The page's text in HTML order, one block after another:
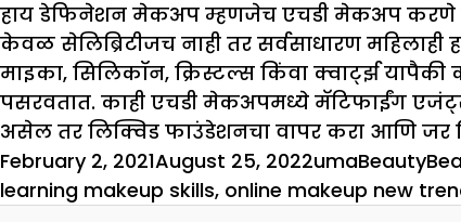
हाय डेफिनेशन मेकअप म्हणजेच एचडी मेकअप करणे
केवळ सेलिब्रिटीजच नाही तर सर्वसाधारण
माइका, सिलिकॉन, क्रिस्टल्स किंवा क्वार्ट्झ
पसरवतात. काही एचडी मेकअपमध्ये मॅटिफाईंग
असेल तर लिक्विड फाउंडेशनचा वापर करा आणि जर
Posted
on
February 2, 2021August 25, 2022Author
umaBeauty
learning makeup skills, online makeup new